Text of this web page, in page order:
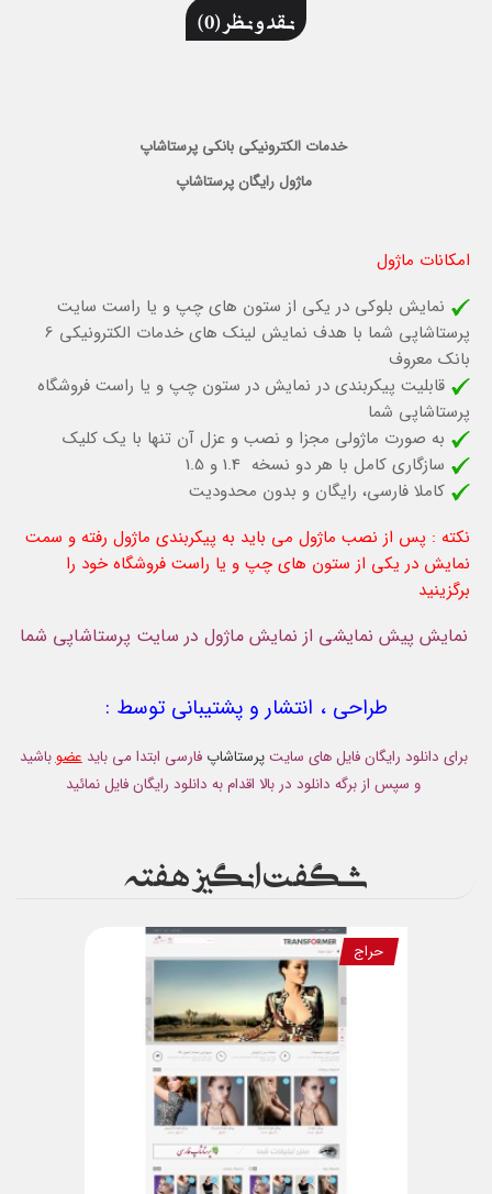
نقد و نظر (0)
خدمات الکترونیکی بانکی پرستاشاپ
ماژول رایگان پرستاشاپ
امکانات ماژول
نمایش بلوکی در یکی از ستون های چپ و یا راست سایت
پرستاشاپی شما با هدف نمایش لینک های خدمات الکترونیکی 6
بانک معروف
قابلیت پیکربندی در نمایش در ستون چپ و یا راست فروشگاه
پرستاشاپی شما
به صورت ماژولی مجزا و نصب و عزل آن تنها با یک کلیک
سازگاری کامل با هر دو نسخه 1.4 و 1.5
کاملا فارسی، رایگان و بدون محدودیت
نکته : پس از نصب ماژول می باید به پیکربندی ماژول رفته و سمت
نمایش در یکی از ستون های چپ و یا راست فروشگاه خود را
برگزینید
نمایش پیش نمایشی از نمایش ماژول در سایت پرستاشاپی شما
طراحی ، انتشار و پشتیبانی توسط :
برای دانلود رایگان فایل های سایتپرستاشاپ فارسی ابتدا می بایدعضوباشید
و سپس از برگه دانلود در بالا اقدام به دانلود رایگان فایل نمائید
شگفت انگیز هفته
حراج